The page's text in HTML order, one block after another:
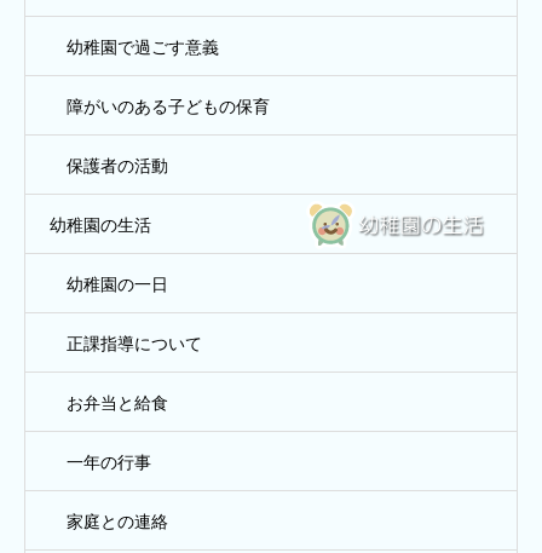
幼稚園で過ごす意義
障がいのある子どもの保育
保護者の活動
幼稚園の生活
幼稚園の一日
正課指導について
お弁当と給食
一年の行事
家庭との連絡